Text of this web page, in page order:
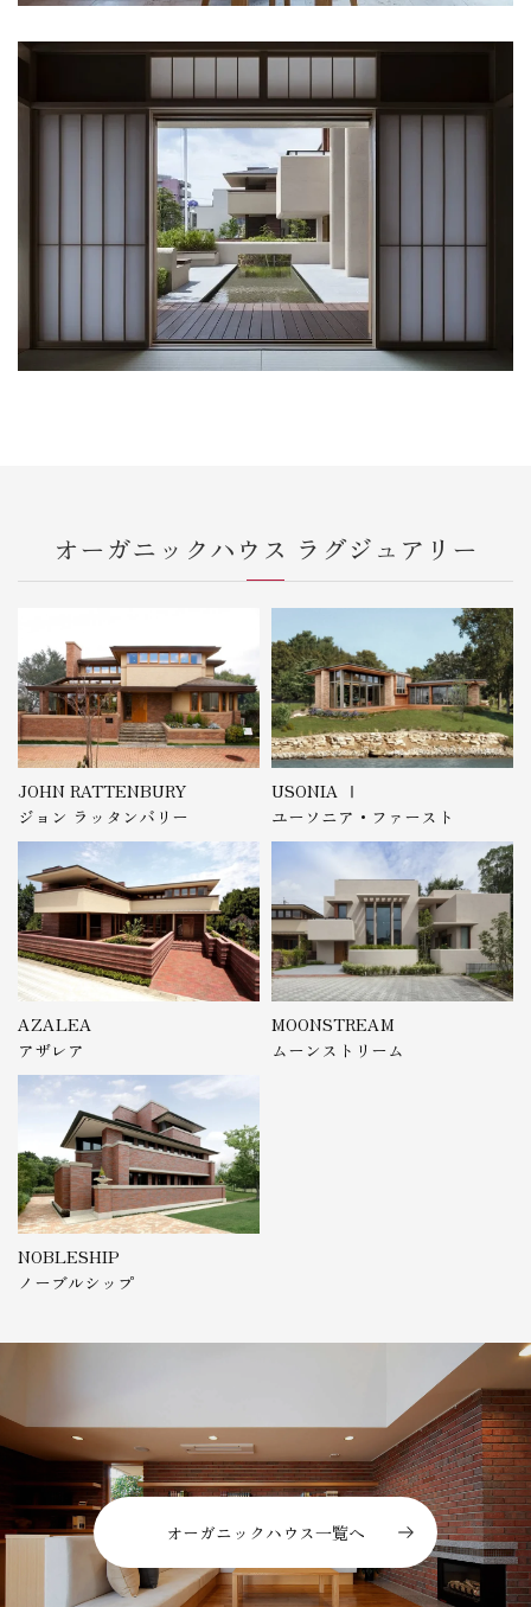
オーガニックハウス ラグジュアリー
JOHN RATTENBURY
ジョン ラッタンバリー
USONIA Ⅰ
ユーソニア・ファースト
AZALEA
アザレア
MOONSTREAM
ムーンストリーム
NOBLESHIP
ノーブルシップ
オーガニックハウス一覧へ